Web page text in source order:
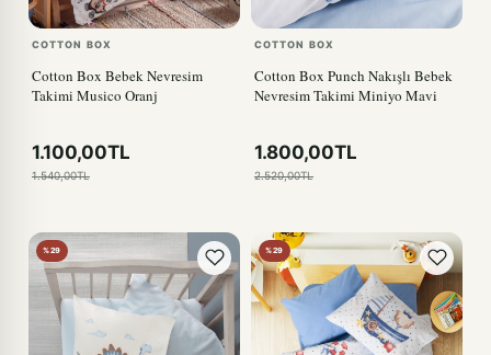
COTTON BOX
Cotton Box Bebek Nevresim
Takimi Musico Oranj
1.100,00TL
1.540,00TL
COTTON BOX
Cotton Box Punch Nakışlı Bebek
Nevresim Takimi Miniyo Mavi
1.800,00TL
2.520,00TL
%29 %29